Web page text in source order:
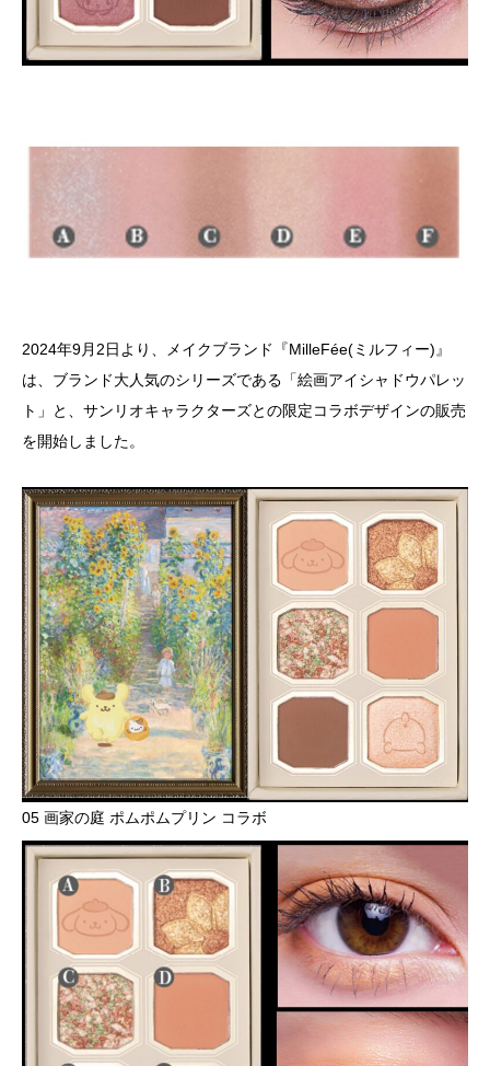
2024年9月2日より、メイクブランド『MilleFée(ミルフィー)』
は、ブランド大人気のシリーズである「絵画アイシャドウパレッ
ト」と、サンリオキャラクターズとの限定コラボデザインの販売
を開始しました。
05 画家の庭 ポムポムプリン コラボ